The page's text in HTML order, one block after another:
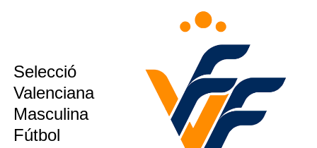
Selecció
Valenciana
Masculina
Fútbol
CUP